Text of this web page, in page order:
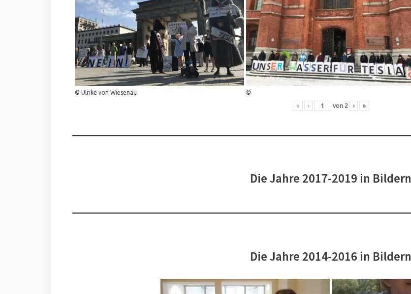
© Ulrike von Wiesenau ©
« ‹ von 2 › »
Die Jahre 2017-2019 in Bildern
Die Jahre 2014-2016 in Bildern